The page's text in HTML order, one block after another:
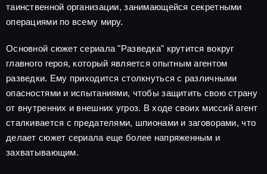
таинственной организации, занимающейся секретными
операциями по всему миру.
Основной сюжет сериала "Разведка" крутится вокруг
главного героя, который является опытным агентом
разведки. Ему приходится столкнуться с различными
опасностями и испытаниями, чтобы защитить свою страну
от внутренних и внешних угроз. В ходе своих миссий агент
сталкивается с предателями, шпионами и заговорами, что
делает сюжет сериала еще более напряженным и
захватывающим.